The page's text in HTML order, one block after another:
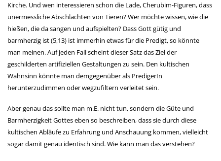
Kirche. Und wen interessieren schon die Lade, Cherubim-Figuren, dass
unermessliche Abschlachten von Tieren? Wer möchte wissen, wie die
hießen, die da sangen und aufspielten? Dass Gott gütig und
barmherzig ist (5,13) ist immerhin etwas für die Predigt, so könnte
man meinen. Auf jeden Fall scheint dieser Satz das Ziel der
geschilderten artifiziellen Gestaltungen zu sein. Den kultischen
Wahnsinn könnte man demgegenüber als PredigerIn
herunterzudimmen oder wegzufiltern verleitet sein.
Aber genau das sollte man m.E. nicht tun, sondern die Güte und
Barmherzigkeit Gottes eben so beschreiben, dass sie durch diese
kultischen Abläufe zu Erfahrung und Anschauung kommen, vielleicht
sogar damit genau identisch sind. Wie kann man das verstehen?